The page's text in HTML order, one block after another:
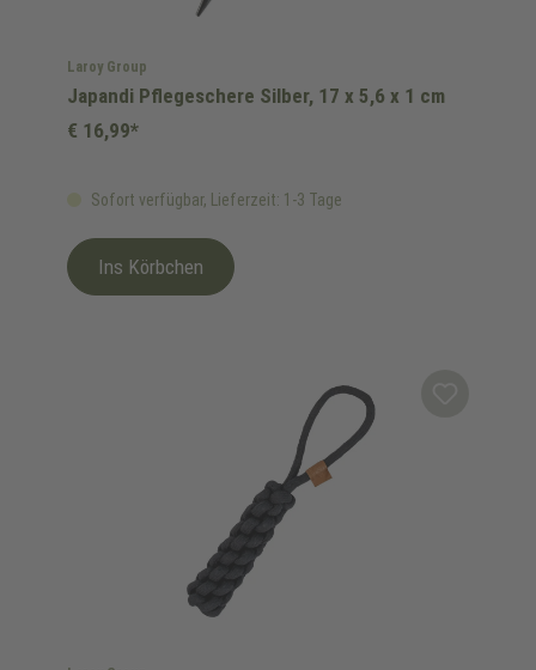
Laroy Group
Japandi Pflegeschere Silber, 17 x 5,6 x 1 cm
Sofort verfügbar, Lieferzeit: 1-3 Tage
€ 16,99*
Ins Körbchen